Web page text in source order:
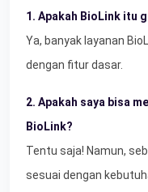
1. Apakah BioLink itu
Ya, banyak layanan
dengan fitur dasar.
2. Apakah saya bisa
BioLink?
Tentu saja! Namun,
sesuai dengan